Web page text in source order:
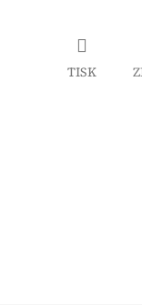
TISK